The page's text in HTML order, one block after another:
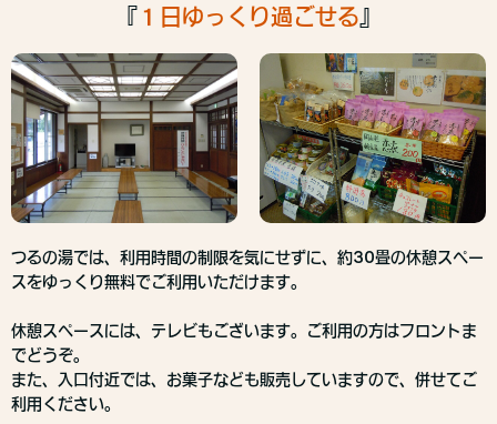
『 １日ゆっくり過ごせる
つるの湯では、利用時間の制限を気にせずに、約30畳の休憩スペー
スをゆっくり無料でご利用いただけます。
休憩スペースには、テレビもございます。ご利用の方はフロントま
でどうぞ。
また、入口付近では、お菓子なども販売していますので、併せてご
利用ください。